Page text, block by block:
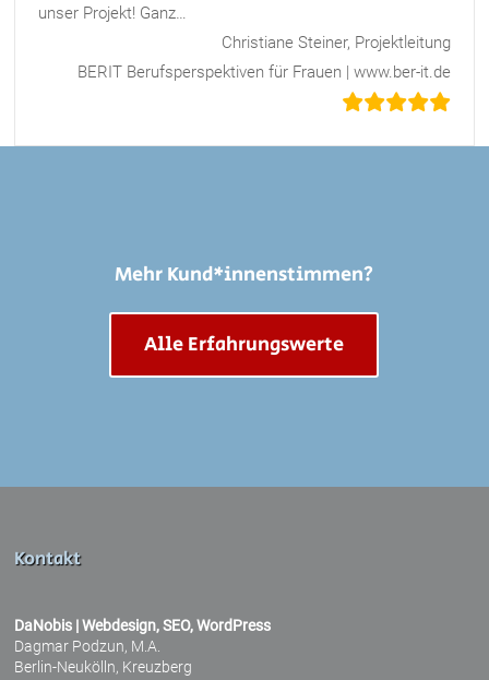
unser Projekt! Ganz
„Kompetent, schnell, zuverlässig“Christiane Steiner, Projektleitung
BERIT Berufsperspektiven für Frauen | www.ber-it.de
Mehr Kund*innenstimmen?
Alle Erfahrungswerte
Kontakt
DaNobis | Webdesign, SEO, WordPress
Dagmar Podzun, M.A.
Berlin-Neukölln, Kreuzberg